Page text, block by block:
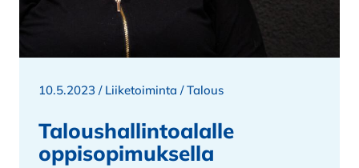
10.5.2023 / Liiketoiminta /Talous
Taloushallintoalalle
oppisopimuksella